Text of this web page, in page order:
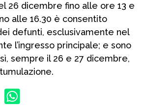
26 dicembre fino alle ore 13 e
alle 16.30 è consentito
defunti, esclusivamente nel
l’ingresso principale; e sono
sempre il 26 e 27 dicembre,